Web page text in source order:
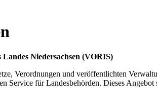
Niedersachsen (VORIS)
Verordnungen und veröffentlichten
Service für Landesbehörden. Dieses